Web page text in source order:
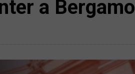
a Bergamo